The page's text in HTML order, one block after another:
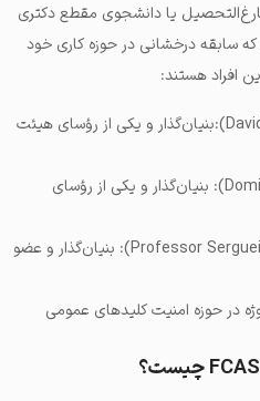
فارغ‌التحصیل یا دانشجوی مقطع دکتری
سابقه درخشانی در حوزه کاری خود
افراد هستند:
دیوید سانستیبو (David Sønstebø):بنیان‌گذار و یکی از رؤسای هیئت
دومینیک شینر (Dominik Schiener): بنیان‌گذار و یکی از رؤسای
پروفسور سرگئی پاپاو (Professor Serguei Popov): بنیان‌گذار و عضو
در حوزه امنیت کلیدهای عمومی